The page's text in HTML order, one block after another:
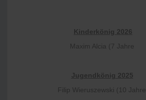
Kinderkönig 2026
Maxim Alcia (7 Jahre
Jugendkönig 2025
Filip Wieruszewski (10 Jahre)